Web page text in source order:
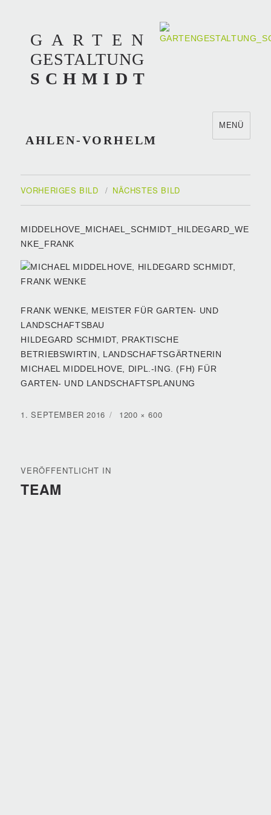
GARTEN
GESTALTUNG
SCHMIDT
AHLEN-VORHELM
MENÜ
VORHERIGES BILD NÄCHSTES BILD
MIDDELHOVE_MICHAEL_SCHMIDT_HILDEGARD_WE
NKE_FRANK
FRANK WENKE, MEISTER FÜR GARTEN- UND
LANDSCHAFTSBAU
HILDEGARD SCHMIDT, PRAKTISCHE
BETRIEBSWIRTIN, LANDSCHAFTSGÄRTNERIN
MICHAEL MIDDELHOVE, DIPL.-ING. (FH) FÜR
GARTEN- UND LANDSCHAFTSPLANUNG
VERÖFFENTLICHT
1. SEPTEMBER 2016
VOLLE
1200 × 600
VERÖFFENTLICHT IN
TEAM